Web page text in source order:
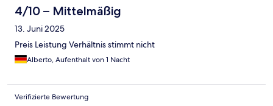
4/10 – Mittelmäßig
13. Juni 2025
Preis Leistung Verhältnis stimmt nicht
Alberto, Aufenthalt von 1 Nacht
Verifizierte Bewertung